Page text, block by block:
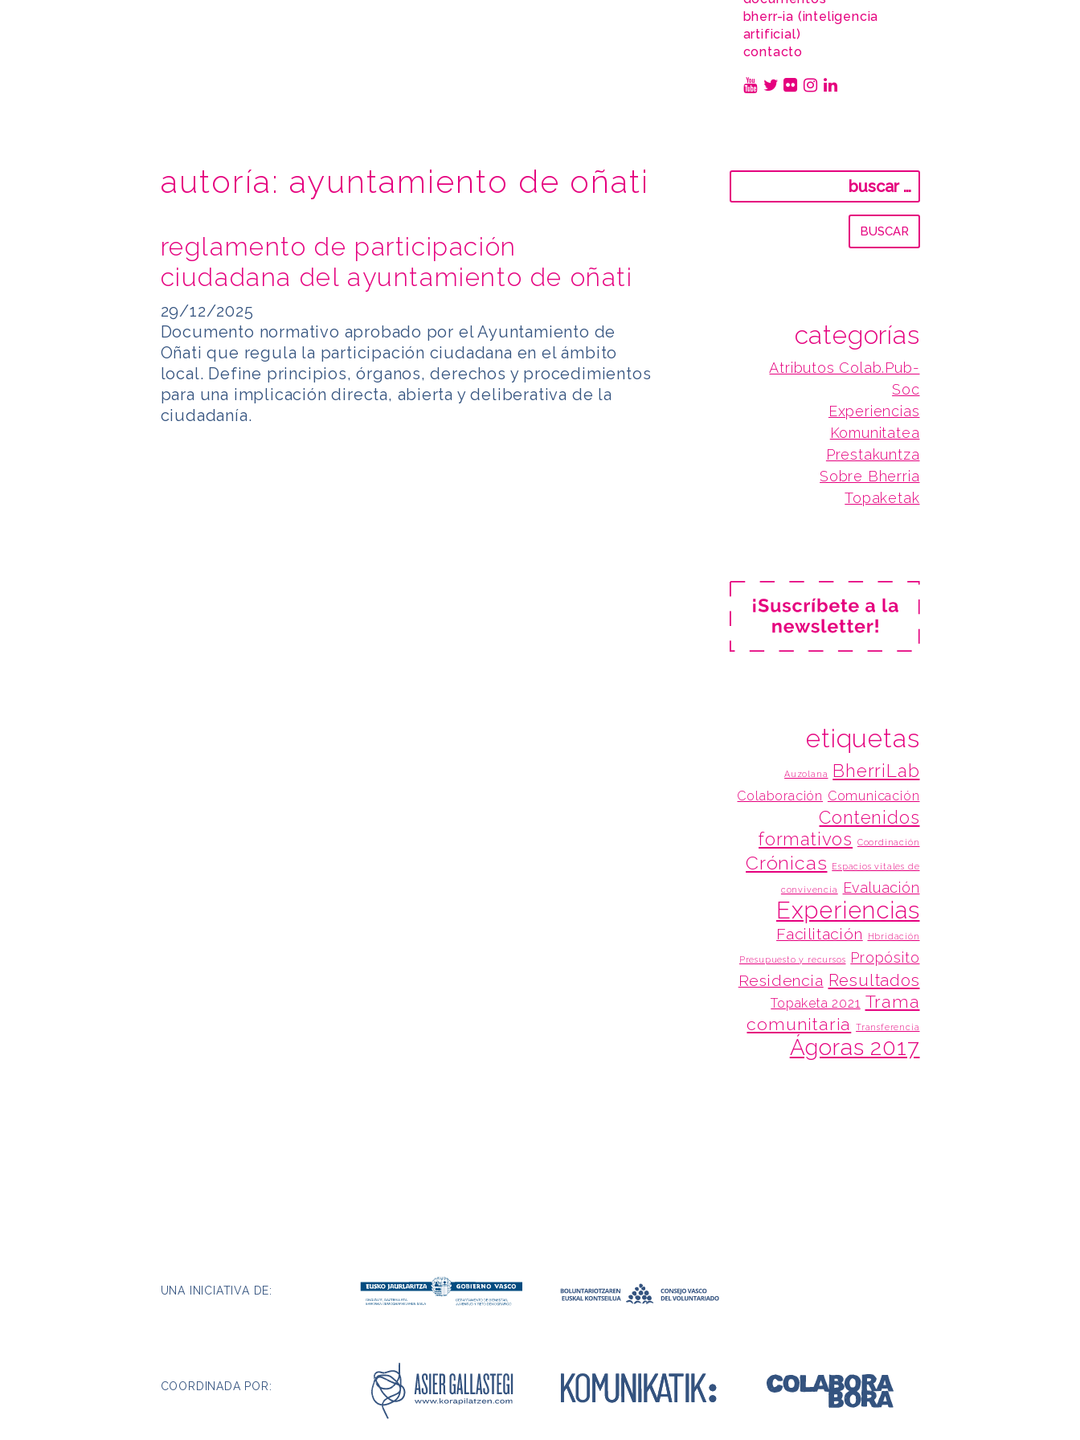
bherr-ia (inteligencia
artificial)
contacto
autoría: ayuntamiento de oñati
reglamento de participación
ciudadana del ayuntamiento de oñati
29/12/2025
Documento normativo aprobado por el Ayuntamiento de
Oñati que regula la participación ciudadana en el ámbito
local. Define principios, órganos, derechos y procedimientos
para una implicación directa, abierta y deliberativa de la
ciudadanía.
categorías
Atributos Colab.Pub-
Soc
Experiencias
Komunitatea
Prestakuntza
Sobre Bherria
Topaketak
etiquetas
Auzolana BherriLab
Colaboración Comunicación
Contenidos
formativos
Coordinación
Crónicas Espacios vitales de
convivencia Evaluación
Experiencias
Facilitación Hbridación
Presupuesto y recursos Propósito
Residencia Resultados
Topaketa 2021 Trama
comunitaria
Transferencia
Ágoras 2017
UNA INICIATIVA DE:
COORDINADA POR: